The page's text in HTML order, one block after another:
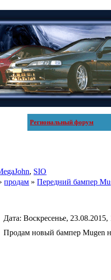
Региональный форум
, SIO
продам » Передний бампер
Дата: Воскресенье,
Продам новый бампер Mugen